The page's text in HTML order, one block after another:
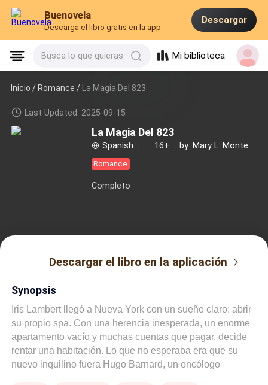
Buenovela
Descarga el libro gratis en la app
Descargar
Busca lo que quieras Mi biblioteca
Inicio /Romance / La Magia Del 823
Last Updated: 2025-09-15
La Magia Del 823
Spanish · 16+ ·
Romance
Completo
Descargar el libro en la aplicación
Synopsis
Iris Lambert llegó a Nueva York con un sueño claro: abrir
su propio spa. Con una herencia inesperada, un enorme
apartamento vacío y muchas cuentas que pagar, decide
rentar una habitación. Lo que no esperaba era que su
nuevo inquilino fuera Hugo Barnard, un oncólogo